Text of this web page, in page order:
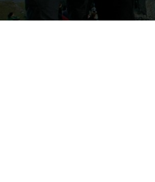
Lo que hacemos